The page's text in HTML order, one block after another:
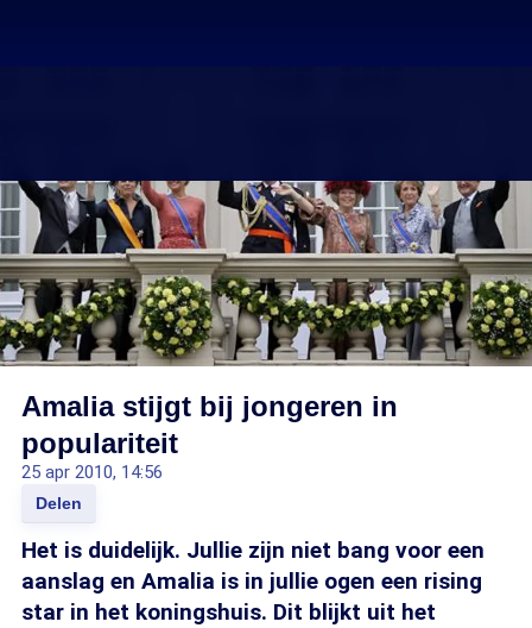
Amalia stijgt bij jongeren in
populariteit
25 apr 2010, 14:56
Delen
Het is duidelijk. Jullie zijn niet bang voor een
aanslag en Amalia is in jullie ogen een rising
star in het koningshuis. Dit blijkt uit het